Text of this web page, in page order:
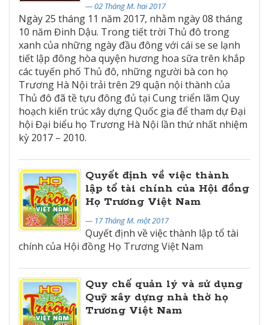
— 02 Tháng M. hai 2017
Ngày 25 tháng 11 năm 2017, nhằm ngày 08 tháng
10 năm Đinh Dậu. Trong tiết trời Thủ đô trong
xanh của những ngày đầu đông với cái se se lạnh
tiết lập đông hòa quyện hương hoa sữa trên khắp
các tuyến phố Thủ đô, những người bà con họ
Trương Hà Nội trải trên 29 quận nội thành của
Thủ đô đã tề tựu đông đủ tại Cung triển lãm Quy
hoạch kiến trúc xây dựng Quốc gia để tham dự Đại
hội Đại biểu họ Trương Hà Nội lần thứ nhất nhiệm
kỳ 2017 – 2010.
Quyết định về việc thành
lập tổ tài chính của Hội đồng
Họ Trương Việt Nam
— 17 Tháng M. một 2017
Quyết định về việc thành lập tổ tài
chính của Hội đồng Họ Trương Việt Nam
Quy chế quản lý và sử dụng
Quỹ xây dựng nhà thờ họ
Trương Việt Nam